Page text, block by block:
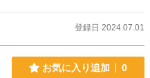
登録日 2024.07.01
お気に入り追加 0